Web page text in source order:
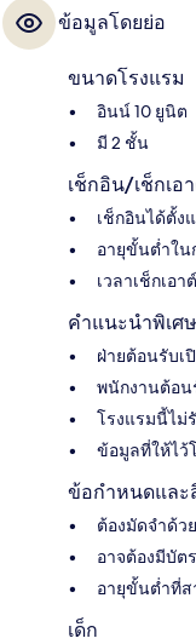
ข้อมูลโดยย่อ
ขนาดโรงแรม
อินน์ 10 ยูนิต
มี 2 ชั้น
เช็กอิน/เช็กเอ
เช็กอินได้ตั้ง
อายุขั้นต่ำใน
เวลาเช็กเอา
คำแนะนำพิเศ
ฝ่ายต้อนรับเ
พนักงานต้อน
โรงแรมนี้ไม่
ข้อมูลที่ให้ไว้
ข้อกำหนดและ
ต้องมัดจำด้ว
อาจต้องมีบัต
อายุขั้นต่ำที่ส
เด็ก